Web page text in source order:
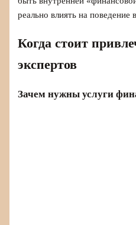
реально влиять на поведение
Когда стоит
экспертов
Зачем нужны услуги